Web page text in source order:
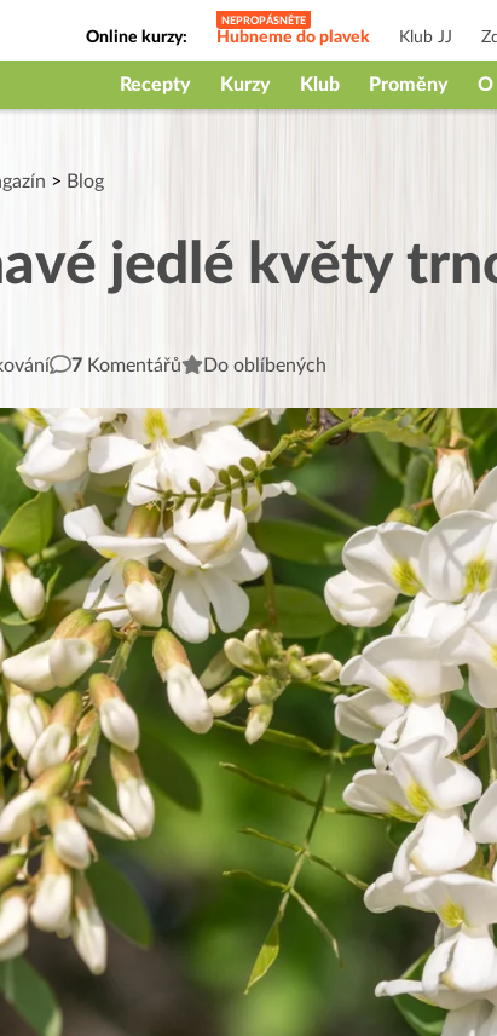
Online kurzy: Hubneme do plavek Klub JJ
Jak na babičky
Recepty Kurzy Klub Proměny O
> Blog
jedlé květy
7 Komentářů Do oblíbených